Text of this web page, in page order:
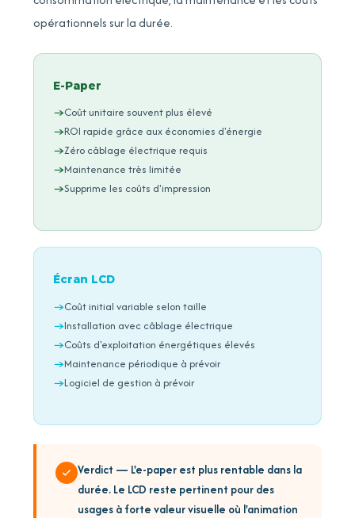
opérationnels sur la durée.
E-Paper
Coût unitaire souvent plus élevé
ROI rapide grâce aux économies d'énergie
Zéro câblage électrique requis
Maintenance très limitée
Supprime les coûts d'impression
Écran LCD
Coût initial variable selon taille
Installation avec câblage électrique
Coûts d'exploitation énergétiques élevés
Maintenance périodique à prévoir
Logiciel de gestion à prévoir
Verdict — L'e-paper est plus rentable dans la
durée. Le LCD reste pertinent pour des
usages à forte valeur visuelle où l'animation